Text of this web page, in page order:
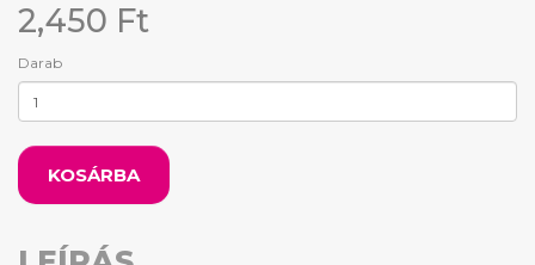
2,450 Ft
Darab
KOSÁRBA